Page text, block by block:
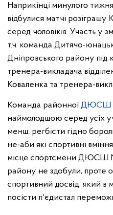
Наприкінці минулого
відбулися матчі розіграшу
серед чоловіків. Участь у
т.ч. команда Дитячо-
Дніпровського району під
тренера-викладача
Коваленка та тренера-
Команда районної ДЮСШ
наймолодшою серед усіх
менш, регбісти гідно
не-аби які спортивні
місце спортсмени ДЮСШ
району не здобули, проте
спортивний досвід, який
посісти п'єдистал